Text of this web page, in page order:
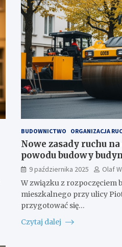
BUDOWNICTWO ORGANIZACJA
Nowe zasady ruchu
powodu budowy
9 października 2025
Olaf
W związku z rozpoczęciem
mieszkalnego przy ulicy
przygotować się…
Czytaj dalej